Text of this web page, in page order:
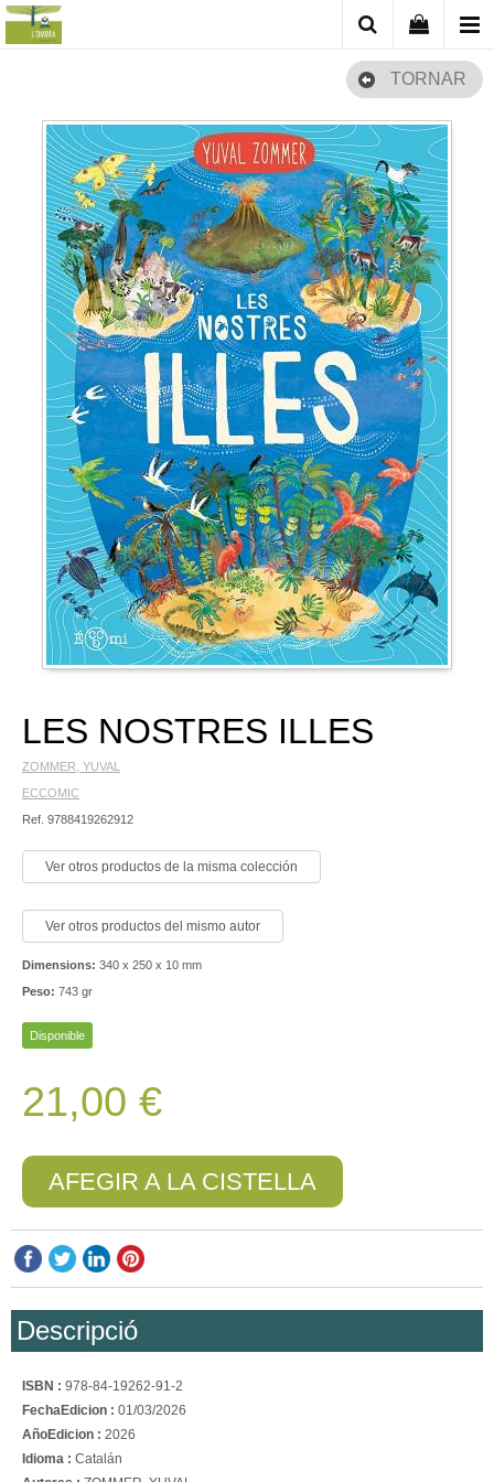
TORNAR
LES NOSTRES ILLES
ZOMMER, YUVAL
ECCOMIC
Ref. 9788419262912
Ver otros productos de la misma colección
Ver otros productos del mismo autor
Dimensions: 340 x 250 x 10 mm
Peso: 743 gr
Disponible
21,00 €
AFEGIR A LA CISTELLA
Descripció
ISBN : 978-84-19262-91-2
FechaEdicion : 01/03/2026
AñoEdicion : 2026
Idioma : Catalán